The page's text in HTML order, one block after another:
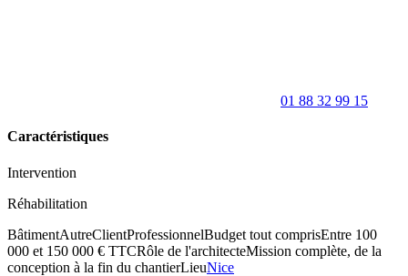
01 88 32 99 15
Caractéristiques
Intervention
Réhabilitation
BâtimentAutreClientProfessionnelBudget tout comprisEntre 100
000 et 150 000 € TTCRôle de l'architecteMission complète, de la
conception à la fin du chantierLieuNice